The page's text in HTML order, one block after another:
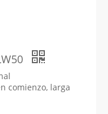
comienzo, larga